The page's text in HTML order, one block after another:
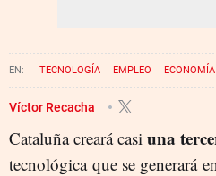
TECNOLOGÍA EMPLEO ECONOMÍA
Víctor Recacha
Cataluña creará casi una
tecnológica que se generará